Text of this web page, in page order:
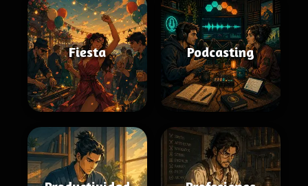
Fiesta Podcasting